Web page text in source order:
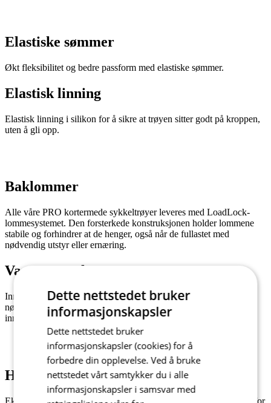
Elastiske sømmer
Økt fleksibilitet og bedre passform med elastiske sømmer.
Elastisk linning
Elastisk linning i silikon for å sikre at trøyen sitter godt på kroppen,
uten å gli opp.
Baklommer
Alle våre PRO kortermede sykkeltrøyer leveres med LoadLock-
lommesystemet. Den forsterkede konstruksjonen holder lommene
stabile og forhindrer at de henger, også når de fullastet med
nødvendig utstyr eller ernæring.
Vanntett veskepose
Innvendig uttakbar og vanntett veske som kan brukes til telefonen,
nøkler, kort eller penger. Posen kan festet til karabinkroken på
innsiden av lommen, slik at verdisakene dine blir trygt oppbevart.
Hovedmateriale - RAZOR
Ekstremt tynt og hurtigtørkende materiale som er spesielt utviklet for
Dette nettstedet bruker
informasjonskapsler
Dette nettstedet bruker
informasjonskapsler (cookies) for å
forbedre din opplevelse. Ved å bruke
nettstedet vårt samtykker du i alle
informasjonskapsler i samsvar med